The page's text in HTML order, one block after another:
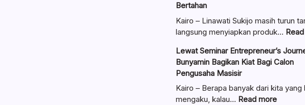
Bertahan
Kairo – Linawati Sukijo masih turun
langsung menyiapkan produk…
Lewat Seminar Entrepreneur’s
Bunyamin Bagikan Kiat Bagi Calon
Pengusaha Masisir
Kairo – Berapa banyak dari kita yang
mengaku, kalau… Read more: